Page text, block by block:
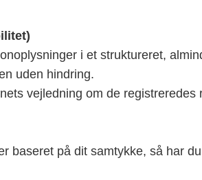
i et struktureret,
uden hindring.
vejledning om de registreredes
baseret på dit samtykke, så har